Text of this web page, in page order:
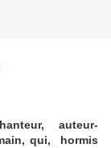
auteur-
qui, hormis